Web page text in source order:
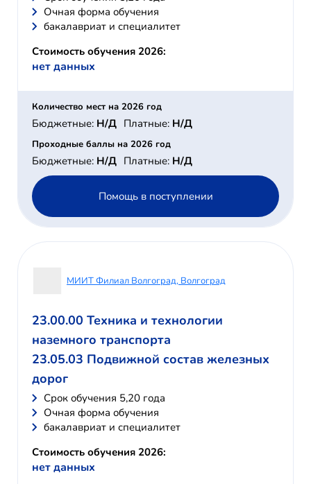
Очная форма обучения
бакалавриат и специалитет
Стоимость обучения 2026:
нет данных
Количество мест на 2026 год
Бюджетные: Н/Д Платные: Н/Д
Проходные баллы на 2026 год
Бюджетные: Н/Д Платные: Н/Д
Помощь в поступлении
МИИТ Филиал Волгоград, Волгоград
23.00.00 Техника и технологии
наземного транспорта
23.05.03 Подвижной состав железных
дорог
Cрок обучения 5,20 года
Очная форма обучения
бакалавриат и специалитет
Стоимость обучения 2026:
нет данных